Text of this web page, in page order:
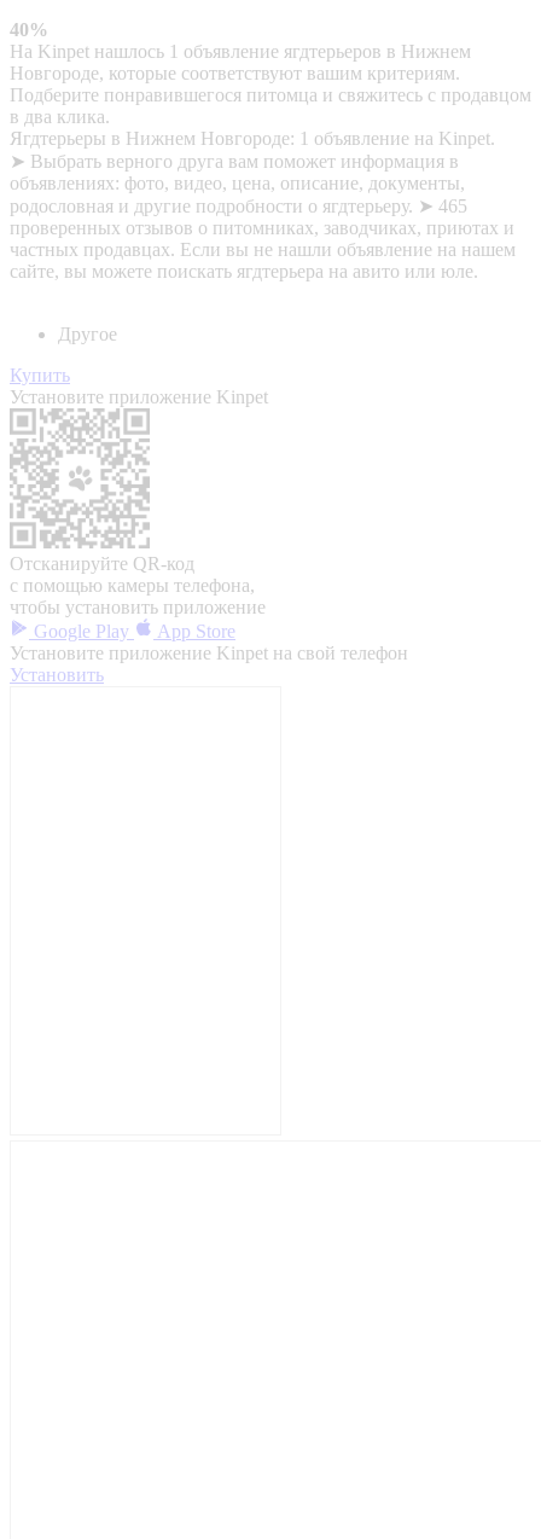
40%
На Kinpet нашлось 1 объявление ягдтерьеров в Нижнем
Новгороде, которые соответствуют вашим критериям.
Подберите понравившегося питомца и свяжитесь с продавцом
в два клика.
Ягдтерьеры в Нижнем Новгороде: 1 объявление на Kinpet.
➤ Выбрать верного друга вам поможет информация в
объявлениях: фото, видео, цена, описание, документы,
родословная и другие подробности о ягдтерьеру. ➤ 465
проверенных отзывов о питомниках, заводчиках, приютах и
частных продавцах. Если вы не нашли объявление на нашем
сайте, вы можете поискать ягдтерьера на авито или юле.
Другое
Купить
Установите приложение Kinpet
Отсканируйте QR-код
с помощью камеры телефона,
чтобы установить приложение
Google Play
App Store
Установите приложение Kinpet на свой телефон
Установить